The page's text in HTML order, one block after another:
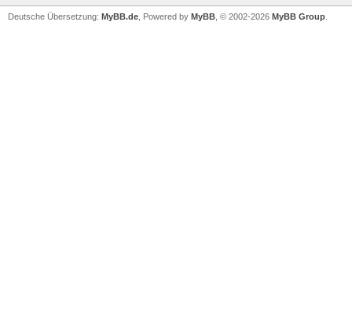
Deutsche Übersetzung: MyBB.de , Powered by MyBB , © 2002-2026 MyBB Group